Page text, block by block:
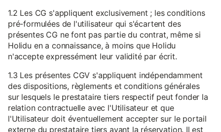
1.2 Les CG s'appliquent exclusivement ; les conditions
pré-formulées de l'utilisateur qui s'écartent des
présentes CG ne font pas partie du contrat, même si
Holidu en a connaissance, à moins que Holidu
n'accepte expressément leur validité par écrit.
1.3 Les présentes CGV s'appliquent indépendamment
des dispositions, règlements et conditions générales
sur lesquels le prestataire tiers respectif peut fonder la
relation contractuelle avec l'Utilisateur et que
l'Utilisateur doit éventuellement accepter sur le portail
externe du prestataire tiers avant la réservation. Il est